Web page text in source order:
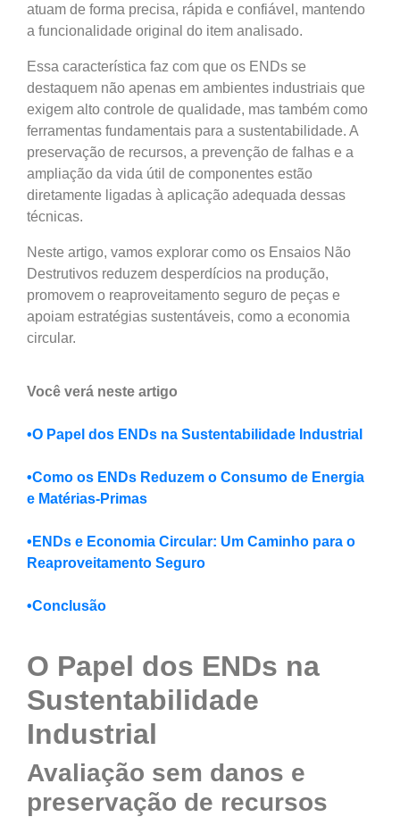
atuam de forma precisa, rápida e confiável, mantendo
a funcionalidade original do item analisado.
Essa característica faz com que os ENDs se
destaquem não apenas em ambientes industriais que
exigem alto controle de qualidade, mas também como
ferramentas fundamentais para a sustentabilidade. A
preservação de recursos, a prevenção de falhas e a
ampliação da vida útil de componentes estão
diretamente ligadas à aplicação adequada dessas
técnicas.
Neste artigo, vamos explorar como os Ensaios Não
Destrutivos reduzem desperdícios na produção,
promovem o reaproveitamento seguro de peças e
apoiam estratégias sustentáveis, como a economia
circular.
Você verá neste artigo
•O Papel dos ENDs na Sustentabilidade Industrial
•Como os ENDs Reduzem o Consumo de Energia
e Matérias-Primas
•ENDs e Economia Circular: Um Caminho para o
Reaproveitamento Seguro
•Conclusão
O Papel dos ENDs na
Sustentabilidade
Industrial
Avaliação sem danos e
preservação de recursos